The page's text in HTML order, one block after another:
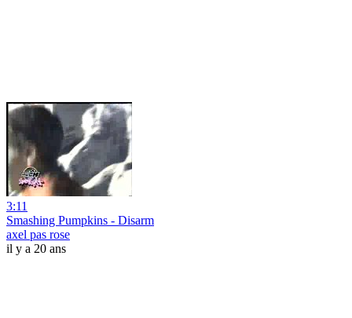
3:11
Smashing Pumpkins - Disarm
axel pas rose
il y a 20 ans